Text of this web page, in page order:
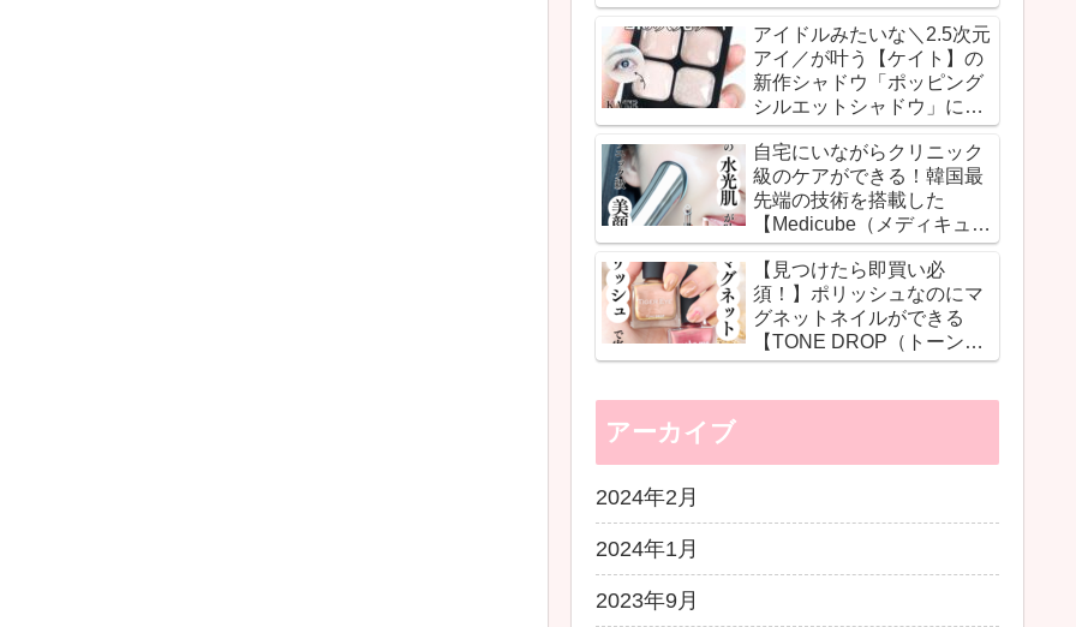
ュアブラウンが登場！
アイドルみたいな＼2.5次元
アイ／が叶う【ケイト】の
新作シャドウ「ポッピング
シルエットシャドウ」に感
動！
自宅にいながらクリニック
級のケアができる！韓国最
先端の技術を搭載した
【Medicube（メディキュー
ブ）】のスキンブースター
ショットで自分史上最高の
ツヤ肌に♡
【見つけたら即買い必
須！】ポリッシュなのにマ
グネットネイルができる
【TONE DROP（トーンド
ロップ）】の革命的ネイル
アーカイブ
2024年2月
2024年1月
2023年9月